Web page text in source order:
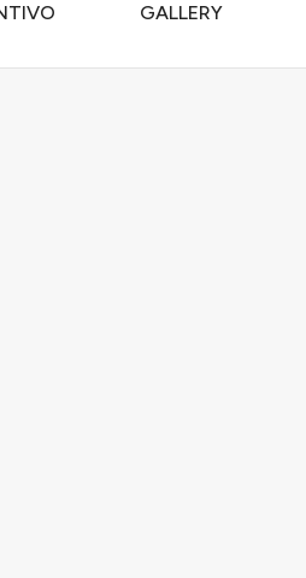
GALLERY